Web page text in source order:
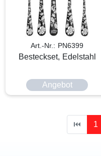
Art.-Nr.: PN6399
Besteckset, Edelstahl
Angebot
⏮ 1